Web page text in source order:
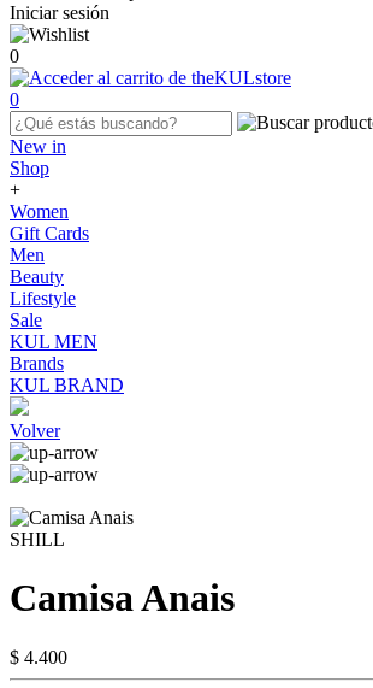
Iniciar sesión
0
0
New in
Shop
+
Women
Gift Cards
Men
Beauty
Lifestyle
Sale
KUL MEN
Brands
KUL BRAND
Volver
SHILL
Camisa Anais
$ 4.400